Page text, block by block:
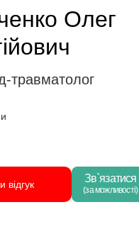
Олег
травматолог
відгук Зв`язатися
(за можливості)